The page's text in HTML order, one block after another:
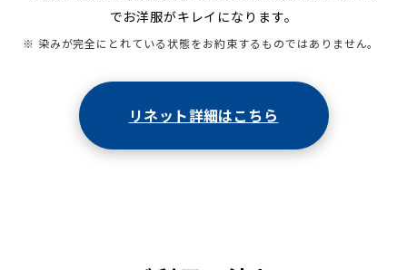
でお洋服がキレイになります。
※ 染みが完全にとれている状態をお約束するものではありません。
リネット詳細はこちら